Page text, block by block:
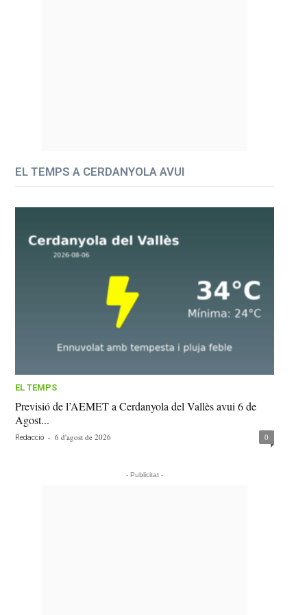
EL TEMPS A CERDANYOLA AVUI
EL TEMPS
Previsió de l’AEMET a Cerdanyola del Vallès avui 6 de
Agost...
Redacció - 6 d'agost de 2026 0
- Publicitat -